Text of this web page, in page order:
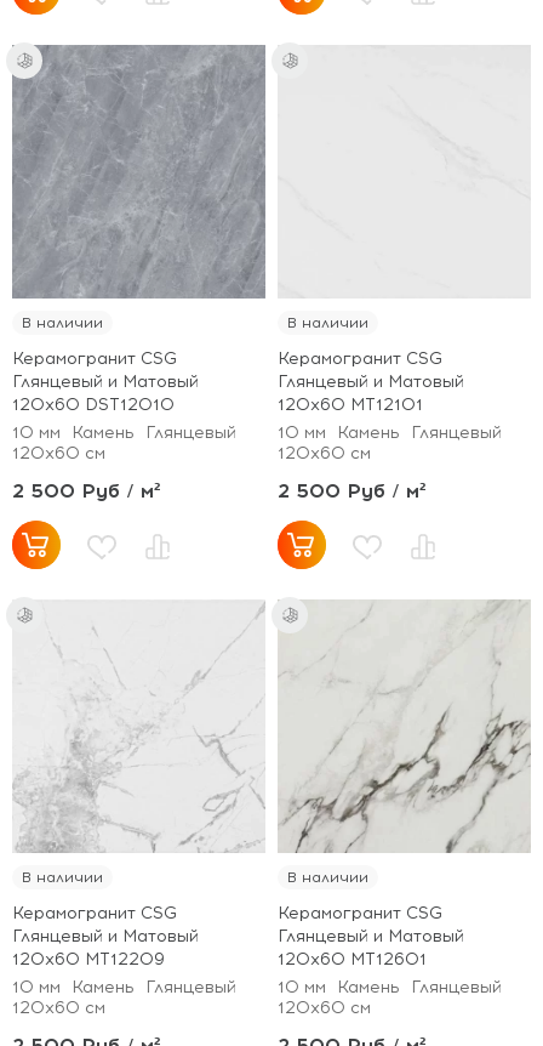
В наличии
Керамогранит CSG
Глянцевый и Матовый
120x60 DST12010
10 мм
Камень
Глянцевый
120x60 см
2 500 Руб / м²
В наличии
Керамогранит CSG
Глянцевый и Матовый
120x60 MT12101
10 мм
Камень
Глянцевый
120x60 см
2 500 Руб / м²
В наличии
Керамогранит CSG
Глянцевый и Матовый
120x60 MT12209
10 мм
Камень
Глянцевый
120x60 см
В наличии
Керамогранит CSG
Глянцевый и Матовый
120x60 MT12601
10 мм
Камень
Глянцевый
120x60 см